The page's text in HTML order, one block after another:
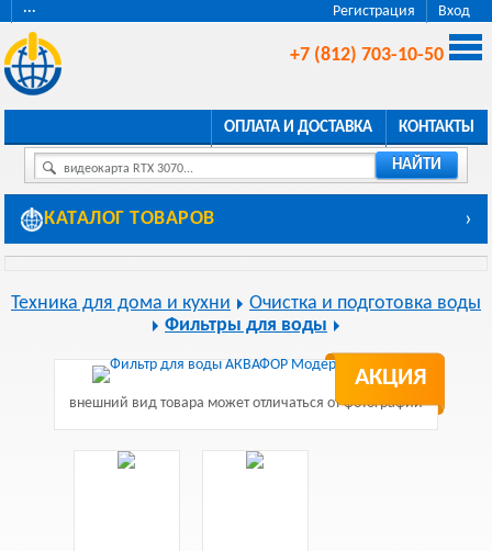
Регистрация Вход
···
+7 (812) 703-10-50
ОПЛАТА И ДОСТАВКА КОНТАКТЫ
видеокарта RTX 3070... НАЙТИ
КАТАЛОГ ТОВАРОВ ›
Техника для дома и кухни
Очистка и подготовка воды
Фильтры для воды
АКЦИЯ
внешний вид товара может отличаться от фотографии